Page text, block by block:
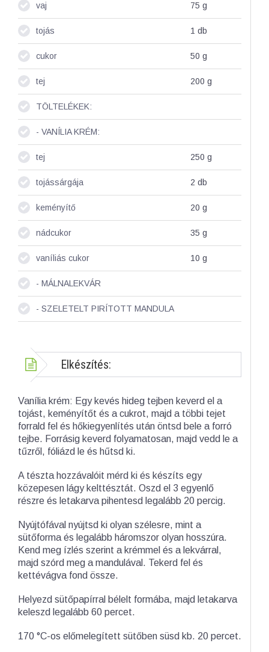
vaj 75 g
tojás 1 db
cukor 50 g
tej 200 g
TÖLTELÉKEK:
- VANÍLIA KRÉM:
tej 250 g
tojássárgája 2 db
keményítő 20 g
nádcukor 35 g
vaníliás cukor 10 g
- MÁLNALEKVÁR
- SZELETELT PIRÍTOTT MANDULA
Elkészítés:
Vanília krém: Egy kevés hideg tejben keverd el a
tojást, keményítőt és a cukrot, majd a többi tejet
forrald fel és hőkiegyenlítés után öntsd bele a forró
tejbe. Forrásig keverd folyamatosan, majd vedd le a
tűzről, fóliázd le és hűtsd ki.
A tészta hozzávalóit mérd ki és készíts egy
közepesen lágy kelttésztát. Oszd el 3 egyenlő
részre és letakarva pihentesd legalább 20 percig.
Nyújtófával nyújtsd ki olyan szélesre, mint a
sütőforma és legalább háromszor olyan hosszúra.
Kend meg ízlés szerint a krémmel és a lekvárral,
majd szórd meg a mandulával. Tekerd fel és
kettévágva fond össze.
Helyezd sütőpapírral bélelt formába, majd letakarva
keleszd legalább 60 percet.
170 °C-os előmelegített sütőben süsd kb. 20 percet.